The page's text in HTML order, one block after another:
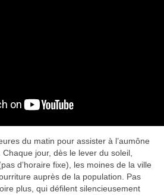
du matin pour assister à l’aumône
jour, dès le lever du soleil,
d’horaire fixe), les moines de la ville
auprès de la population. Pas
plus, qui défilent silencieusement